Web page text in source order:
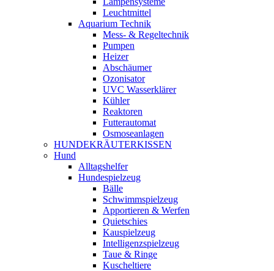
Leuchtmittel
Aquarium Technik
Mess- & Regeltechnik
Pumpen
Heizer
Abschäumer
Ozonisator
UVC Wasserklärer
Kühler
Reaktoren
Futterautomat
Osmoseanlagen
HUNDEKRÄUTERKISSEN
Hund
Alltagshelfer
Hundespielzeug
Bälle
Schwimmspielzeug
Apportieren & Werfen
Quietschies
Kauspielzeug
Intelligenzspielzeug
Taue & Ringe
Kuscheltiere